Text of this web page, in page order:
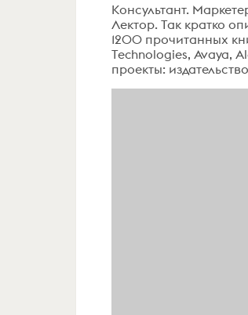
Консультант.
Лектор. Так кратко
1200 прочитанных
Technologies, Avaya,
проекты: